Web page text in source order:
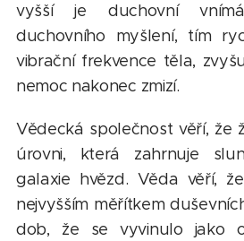
vyšší je duchovní
duchovního myšlení, tím
vibrační frekvence těla,
nemoc nakonec zmizí.
Vědecká společnost věří, že
úrovni, která zahrnuje
galaxie hvězd. Věda věří,
nejvyšším měřítkem
dob, že se vyvinulo jako